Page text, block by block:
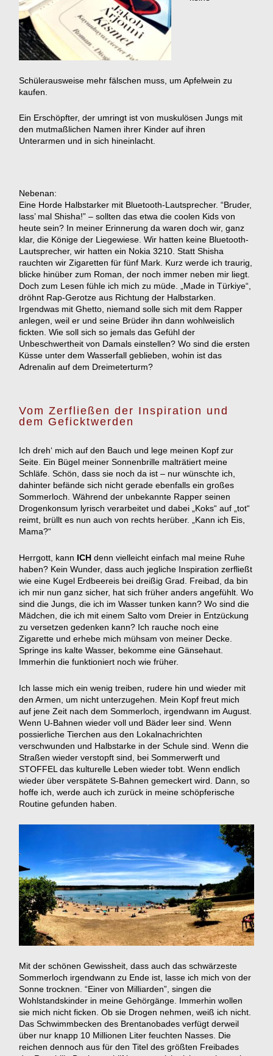
Schülerausweise mehr fälschen muss, um Apfelwein zu
kaufen.
Ein Erschöpfter, der umringt ist von muskulösen Jungs mit
den mutmaßlichen Namen ihrer Kinder auf ihren
Unterarmen und in sich hineinlacht.
Nebenan:
Eine Horde Halbstarker mit Bluetooth-Lautsprecher. “Bruder,
lass’ mal Shisha!” – sollten das etwa die coolen Kids von
heute sein? In meiner Erinnerung da waren doch wir, ganz
klar, die Könige der Liegewiese. Wir hatten keine Bluetooth-
Lautsprecher, wir hatten ein Nokia 3210. Statt Shisha
rauchten wir Zigaretten für fünf Mark. Kurz werde ich traurig,
blicke hinüber zum Roman, der noch immer neben mir liegt.
Doch zum Lesen fühle ich mich zu müde. „Made in Türkiye“,
dröhnt Rap-Gerotze aus Richtung der Halbstarken.
Irgendwas mit Ghetto, niemand solle sich mit dem Rapper
anlegen, weil er und seine Brüder ihn dann wohlweislich
fickten. Wie soll sich so jemals das Gefühl der
Unbeschwertheit von Damals einstellen? Wo sind die ersten
Küsse unter dem Wasserfall geblieben, wohin ist das
Adrenalin auf dem Dreimeterturm?
Vom Zerfließen der Inspiration und
dem Geficktwerden
Ich dreh‘ mich auf den Bauch und lege meinen Kopf zur
Seite. Ein Bügel meiner Sonnenbrille malträtiert meine
Schläfe. Schön, dass sie noch da ist – nur wünschte ich,
dahinter befände sich nicht gerade ebenfalls ein großes
Sommerloch. Während der unbekannte Rapper seinen
Drogenkonsum lyrisch verarbeitet und dabei „Koks“ auf „tot“
reimt, brüllt es nun auch von rechts herüber. „Kann ich Eis,
Mama?“
Herrgott, kann ICH denn vielleicht einfach mal meine Ruhe
haben? Kein Wunder, dass auch jegliche Inspiration zerfließt
wie eine Kugel Erdbeereis bei dreißig Grad. Freibad, da bin
ich mir nun ganz sicher, hat sich früher anders angefühlt. Wo
sind die Jungs, die ich im Wasser tunken kann? Wo sind die
Mädchen, die ich mit einem Salto vom Dreier in Entzückung
zu versetzen gedenken kann? Ich rauche noch eine
Zigarette und erhebe mich mühsam von meiner Decke.
Springe ins kalte Wasser, bekomme eine Gänsehaut.
Immerhin die funktioniert noch wie früher.
Ich lasse mich ein wenig treiben, rudere hin und wieder mit
den Armen, um nicht unterzugehen. Mein Kopf freut mich
auf jene Zeit nach dem Sommerloch, irgendwann im August.
Wenn U-Bahnen wieder voll und Bäder leer sind. Wenn
possierliche Tierchen aus den Lokalnachrichten
verschwunden und Halbstarke in der Schule sind. Wenn die
Straßen wieder verstopft sind, bei Sommerwerft und
STOFFEL das kulturelle Leben wieder tobt. Wenn endlich
wieder über verspätete S-Bahnen gemeckert wird. Dann, so
hoffe ich, werde auch ich zurück in meine schöpferische
Routine gefunden haben.
Mit der schönen Gewissheit, dass auch das schwärzeste
Sommerloch irgendwann zu Ende ist, lasse ich mich von der
Sonne trocknen. “Einer von Milliarden”, singen die
Wohlstandskinder in meine Gehörgänge. Immerhin wollen
sie mich nicht ficken. Ob sie Drogen nehmen, weiß ich nicht.
Das Schwimmbecken des Brentanobades verfügt derweil
über nur knapp 10 Millionen Liter feuchten Nasses. Die
reichen dennoch aus für den Titel des größten Freibades